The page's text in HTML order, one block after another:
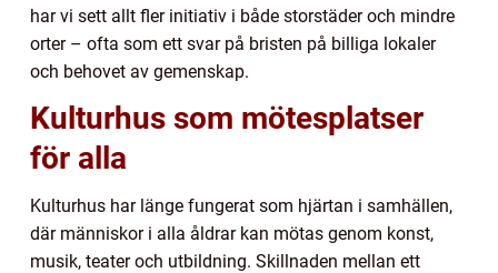
har vi sett allt fler initiativ i både storstäder och mindre
orter – ofta som ett svar på bristen på billiga lokaler
och behovet av gemenskap.
Kulturhus som mötesplatser
för alla
Kulturhus har länge fungerat som hjärtan i samhällen,
där människor i alla åldrar kan mötas genom konst,
musik, teater och utbildning. Skillnaden mellan ett